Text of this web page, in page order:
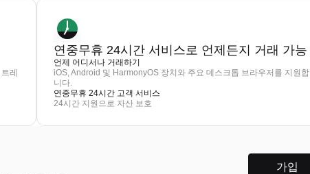
레
연중무휴 24시간 서비스로 언제든지 거래 가능
언제 어디서나 거래하기
iOS, Android 및 HarmonyOS 장치와 주요 데스크톱 브라우저를 지원합
니다.
연중무휴 24시간 고객 서비스
24시간 지원으로 자산 보호
가입